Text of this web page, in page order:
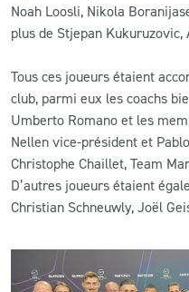
Noah Loosli, Nikola
plus de Stjepan
Tous ces joueurs étaient
club, parmi eux les coachs
Umberto Romano et les
Nellen vice-président et
Christophe Chaillet, Team
D’autres joueurs étaient
Christian Schneuwly, Joël